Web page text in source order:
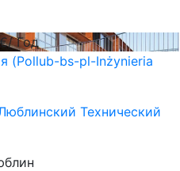
Год
(Pollub-bs-pl-Inżynieria
Технический